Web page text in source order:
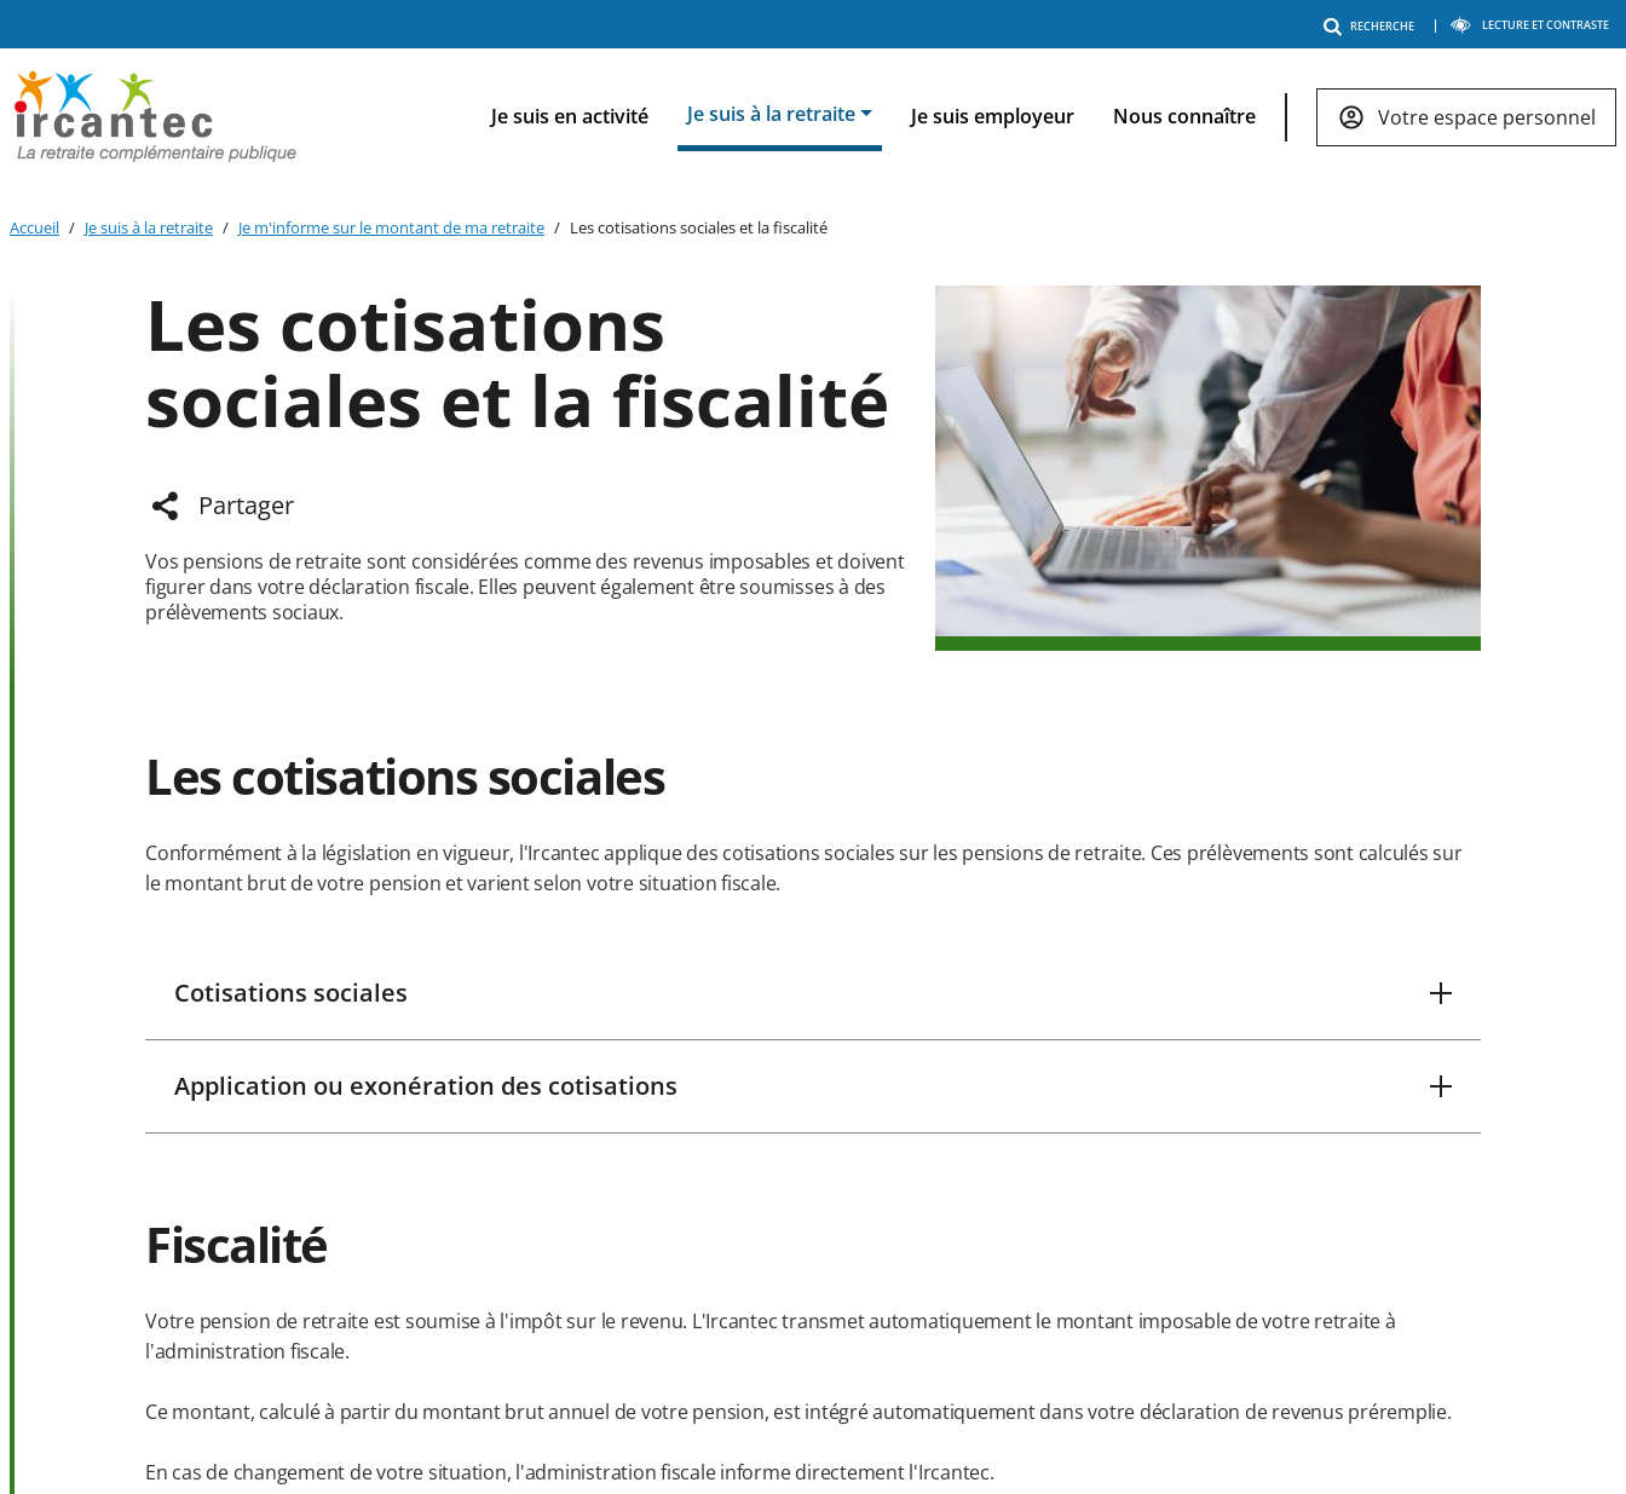
contenu
principal
menu
principal
bouton
lecture
contraste
Menu
outils
RECHERCHE LECTURE ET CONTRASTE
Menu
Je suis en activité Je suis à la retraite Je suis employeur Nous connaître Votre espace personnel
Accueil Je suis à la retraite Je m'informe sur le montant de ma retraite Les cotisations sociales et la fiscalité
Les cotisations
sociales et la fiscalité
Partager
Vos pensions de retraite sont considérées comme des revenus imposables et doivent
figurer dans votre déclaration fiscale. Elles peuvent également être soumisses à des
prélèvements sociaux.
Les cotisations sociales
Conformément à la législation en vigueur, l'Ircantec applique des cotisations sociales sur les pensions de retraite. Ces prélèvements sont calculés sur
le montant brut de votre pension et varient selon votre situation fiscale.
Cotisations sociales
Application ou exonération des cotisations
Fiscalité
Votre pension de retraite est soumise à l'impôt sur le revenu. L'Ircantec transmet automatiquement le montant imposable de votre retraite à
l'administration fiscale.
Ce montant, calculé à partir du montant brut annuel de votre pension, est intégré automatiquement dans votre déclaration de revenus préremplie.
En cas de changement de votre situation, l'administration fiscale informe directement l'Ircantec.